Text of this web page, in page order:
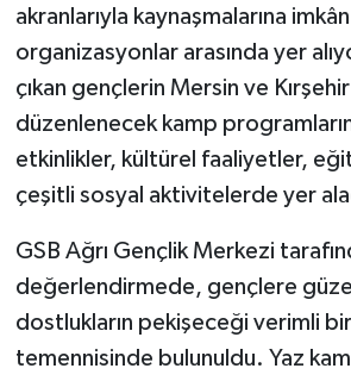
akranlarıyla kaynaşmalarına
organizasyonlar arasında yer
çıkan gençlerin Mersin ve
düzenlenecek kamp
etkinlikler, kültürel faaliyetler,
çeşitli sosyal aktivitelerde yer
GSB Ağrı Gençlik Merkezi
değerlendirmede, gençlere
dostlukların pekişeceği verimli
temennisinde bulunuldu. Yaz